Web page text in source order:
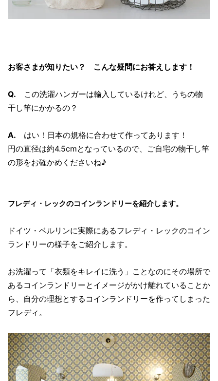
お客さまが知りたい？ こんな疑問にお答えします！
Q. この洗濯ハンガーは輸入しているけれど、うちの物
干し竿にかかるの？
A. はい！日本の規格に合わせて作ってあります！
円の直径は約4.5cmとなっているので、ご自宅の物干し竿
の形をお確かめくださいね♪
フレディ・レックのコインランドリーを紹介します。
ドイツ・ベルリンに実際にあるフレディ・レックのコイン
ランドリーの様子をご紹介します。
お洗濯って「衣類をキレイに洗う」ことなのにその場所で
あるコインランドリーとイメージがかけ離れていることか
ら、自分の理想とするコインランドリーを作ってしまった
フレディ。